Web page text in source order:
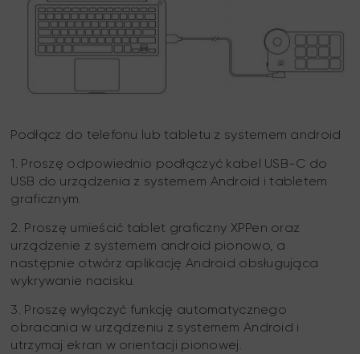
Podłącz do telefonu lub tabletu z systemem android
1. Proszę odpowiednio podłączyć kabel USB-C do
USB do urządzenia z systemem Android i tabletem
graficznym.
2. Proszę umieścić tablet graficzny XPPen oraz
urządzenie z systemem android pionowo, a
następnie otwórz aplikację Android obsługująca
wykrywanie nacisku.
3. Proszę wyłączyć funkcję automatycznego
obracania w urządzeniu z systemem Android i
utrzymaj ekran w orientacji pionowej.